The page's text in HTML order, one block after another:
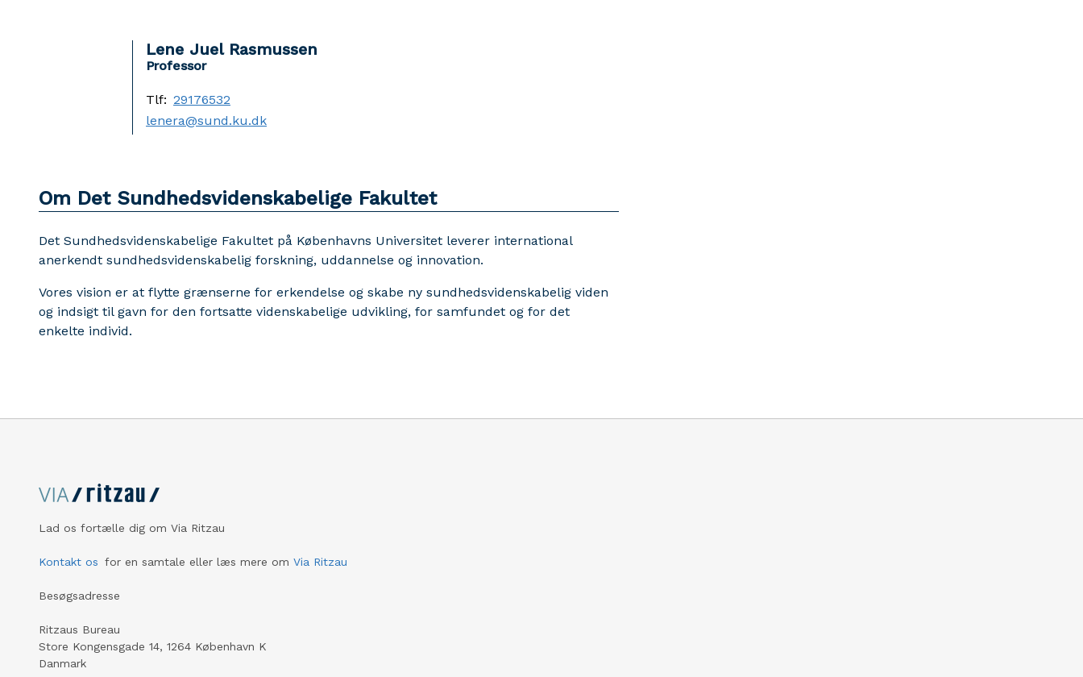
Lene Juel Rasmussen
Professor
Tlf: 29176532
lenera@sund.ku.dk
Om Det Sundhedsvidenskabelige Fakultet
Det Sundhedsvidenskabelige Fakultet på Københavns Universitet leverer international
anerkendt sundhedsvidenskabelig forskning, uddannelse og innovation.
Vores vision er at flytte grænserne for erkendelse og skabe ny sundhedsvidenskabelig viden
og indsigt til gavn for den fortsatte videnskabelige udvikling, for samfundet og for det
enkelte individ.
Lad os fortælle dig om Via Ritzau
Kontakt os for en samtale eller læs mere om Via Ritzau
Besøgsadresse
Ritzaus Bureau
Store Kongensgade 14, 1264 København K
Danmark